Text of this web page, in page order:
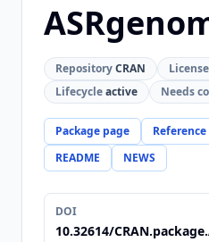
RepositoryCRAN License
Lifecycleactive Needs
Package page Reference
README
NEWS
DOI
10.32614/